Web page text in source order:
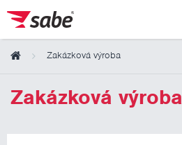
Zakázková výroba
Zakázková výroba
Obsah košíku